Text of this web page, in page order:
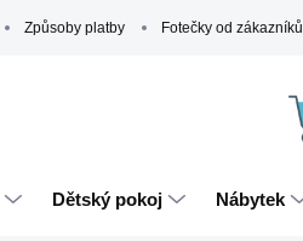
Způsoby platby Fotečky od zákazníků
Dětský pokoj Nábytek